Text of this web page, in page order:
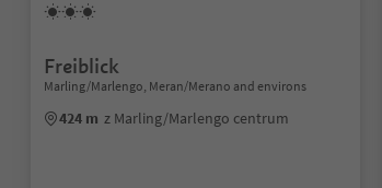
Freiblick
Marling/Marlengo, Meran/Merano and environs
424 m z Marling/Marlengo centrum